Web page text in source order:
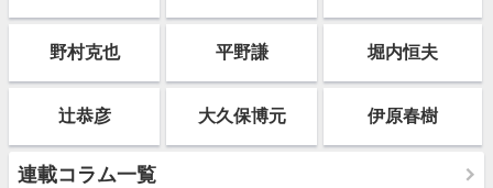
野村克也 平野謙 堀内恒夫
辻恭彦 大久保博元 伊原春樹
連載コラム一覧